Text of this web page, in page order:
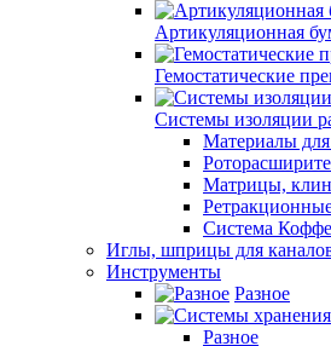
Артикуляционная
Гемостатические
Системы изоляции
Материалы
Матрицы,
Система
Иглы, шприцы для
Инструменты
Разное
Разное